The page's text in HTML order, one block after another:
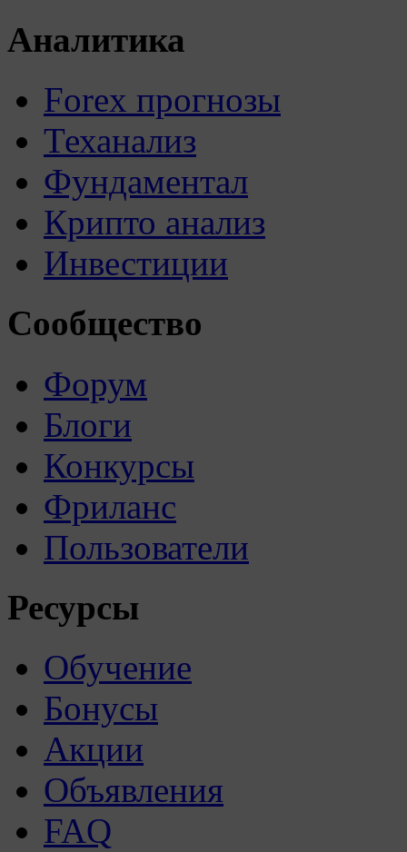
Аналитика
Forex прогнозы
Теханализ
Фундаментал
Крипто анализ
Инвестиции
Сообщество
Форум
Блоги
Конкурсы
Фриланс
Пользователи
Ресурсы
Обучение
Бонусы
Акции
Объявления
FAQ